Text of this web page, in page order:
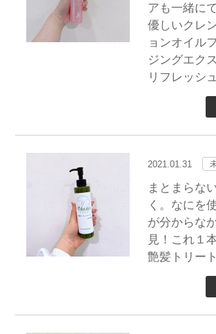
アも一緒に
優しいクレ
ョンオイル
ジングエク
リフレッシ
2021.01.31
まとまらな
く。なにを
が分からな
見！これ１
艶髪トリー